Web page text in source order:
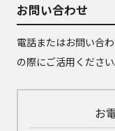
お問い合わせ
電話またはお問い合
の際にご活用ください
お